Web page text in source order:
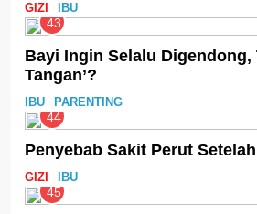
GIZI IBU
43
Bayi Ingin Selalu Digendong,
Tangan’?
IBU PARENTING
44
Penyebab Sakit Perut
GIZI IBU
45